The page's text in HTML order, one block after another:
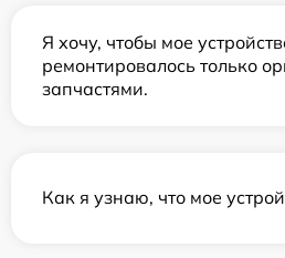
Я хочу, чтобы мое
ремонтировалось только
запчастями.
Как я узнаю, что мое